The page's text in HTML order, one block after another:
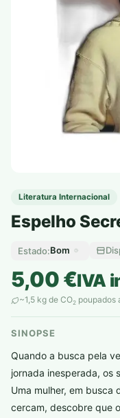
Literatura Internacional
Espelho
Estado:Bom
5,00€IVA
~1,5 kg de CO2 poupados
SINOPSE
Quando a busca pela
jornada inesperada, os
Uma mulher, em busca
cercam, descobre que